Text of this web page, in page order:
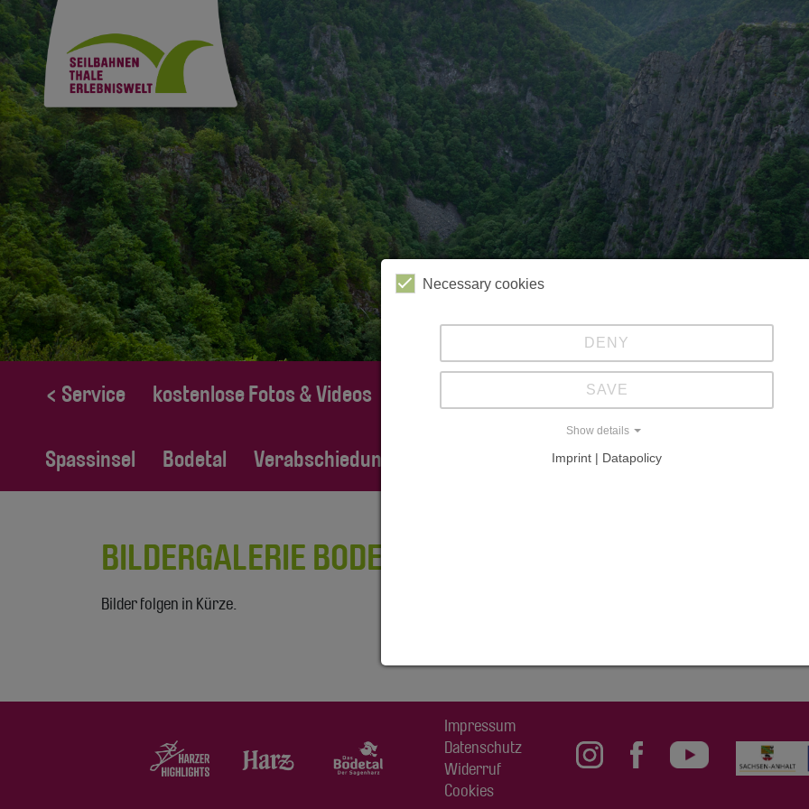
< Service kostenlose Fotos & Videos Kabinenbahn Sessellift
Spassinsel Bodetal Verabschiedung Familie Tietz
BILDERGALERIE BODETAL
Bilder folgen in Kürze.
Impressum
Datenschutz
Widerruf
Cookies
Necessary cookies
DENY
SAVE
Show details
Imprint | Datapolicy